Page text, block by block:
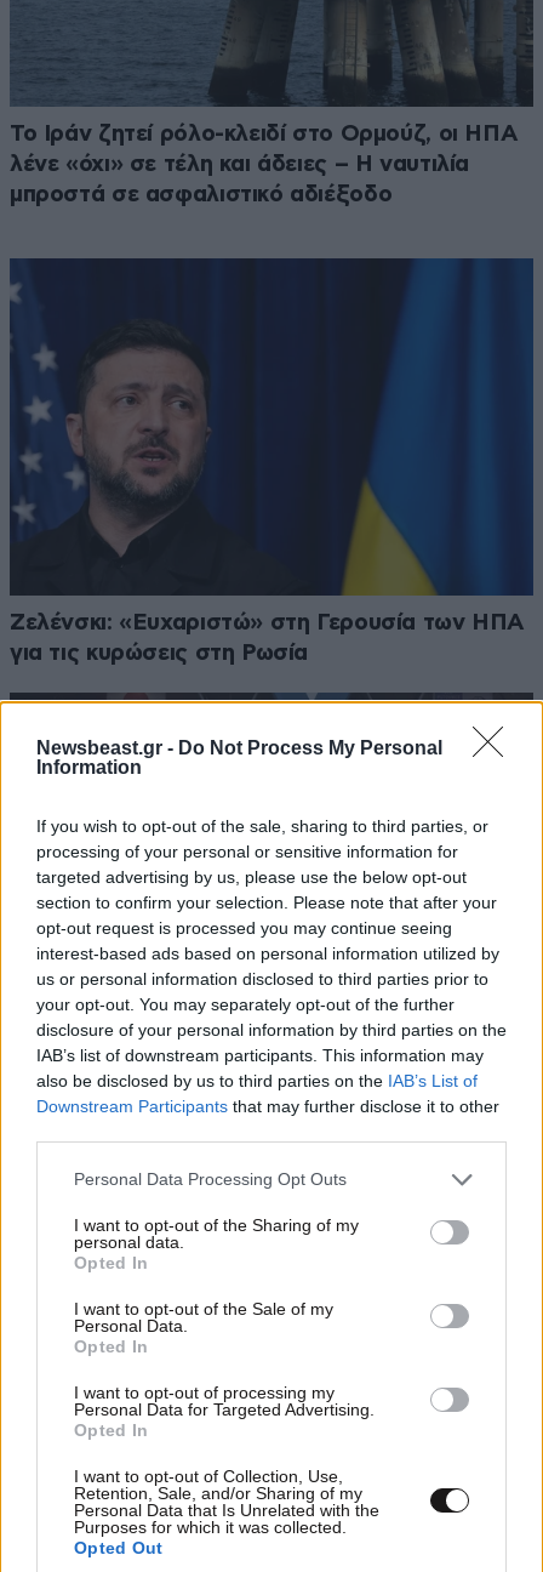
Newsbeast.gr - Do Not Process My Personal
Information
If you wish to opt-out of the sale, sharing to third parties, or
processing of your personal or sensitive information for
targeted advertising by us, please use the below opt-out
section to confirm your selection. Please note that after your
opt-out request is processed you may continue seeing
interest-based ads based on personal information utilized by
us or personal information disclosed to third parties prior to
your opt-out. You may separately opt-out of the further
disclosure of your personal information by third parties on the
IAB’s list of downstream participants. This information may
also be disclosed by us to third parties on the IAB’s List of
Downstream Participants that may further disclose it to other
Please note that this website/app uses one or more Google
not limited to your visit or usage behaviour. You may click to
grant or deny consent to Google and its third-party tags to
use your data for below specified purposes in below Google
consent section.
Personal Data Processing Opt Outs
I want to opt-out of the Sharing of my
personal data.
Opted In
I want to opt-out of the Sale of my
Personal Data.
Opted In
I want to opt-out of processing my
Personal Data for Targeted Advertising.
Opted In
I want to opt-out of Collection, Use,
Retention, Sale, and/or Sharing of my
Personal Data that Is Unrelated with the
Purposes for which it was collected.
Opted Out
Το Ιράν ζητεί ρόλο-κλειδί στο Ορμούζ, οι ΗΠΑ
λένε «όχι» σε τέλη και άδειες – Η ναυτιλία
μπροστά σε ασφαλιστικό αδιέξοδο
Ζελένσκι: «Ευχαριστώ» στη Γερουσία των ΗΠΑ
για τις κυρώσεις στη Ρωσία
Σένγκεν υπό πίεση: Ποιες χώρες παίρνουν θέση
στη διαμάχη Ισπανίας – Ιταλίας
Ακολουθήστε το NEWSBEAST στο
Google News
και μάθετε πρώτοι όλες τις ειδήσεις